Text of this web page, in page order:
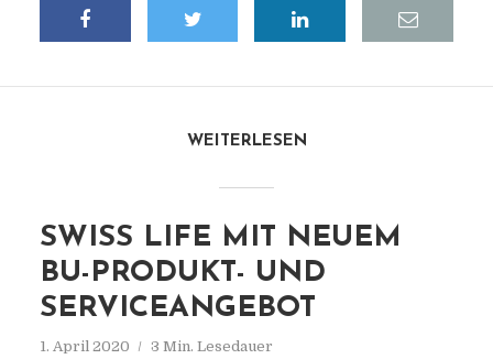
WEITERLESEN
SWISS LIFE MIT NEUEM
BU-PRODUKT- UND
SERVICEANGEBOT
1. April 2020 3 Min. Lesedauer